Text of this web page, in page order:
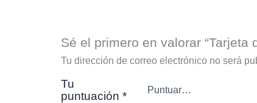
Sé el primero en valorar “Tarjeta
Tu dirección de correo electrónico no será
Tu
puntuación *